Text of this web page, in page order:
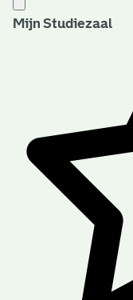
Mijn Studiezaal